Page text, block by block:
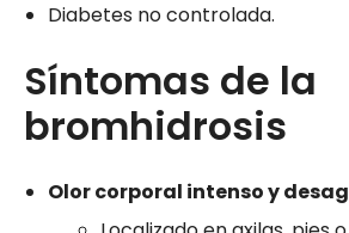
Diabetes no controlada.
Síntomas de la
bromhidrosis
Olor corporal intenso y